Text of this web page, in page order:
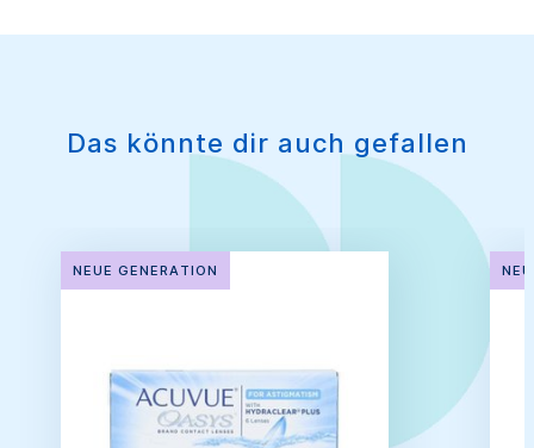
Das könnte dir auch gefallen
NEUE GENERATION